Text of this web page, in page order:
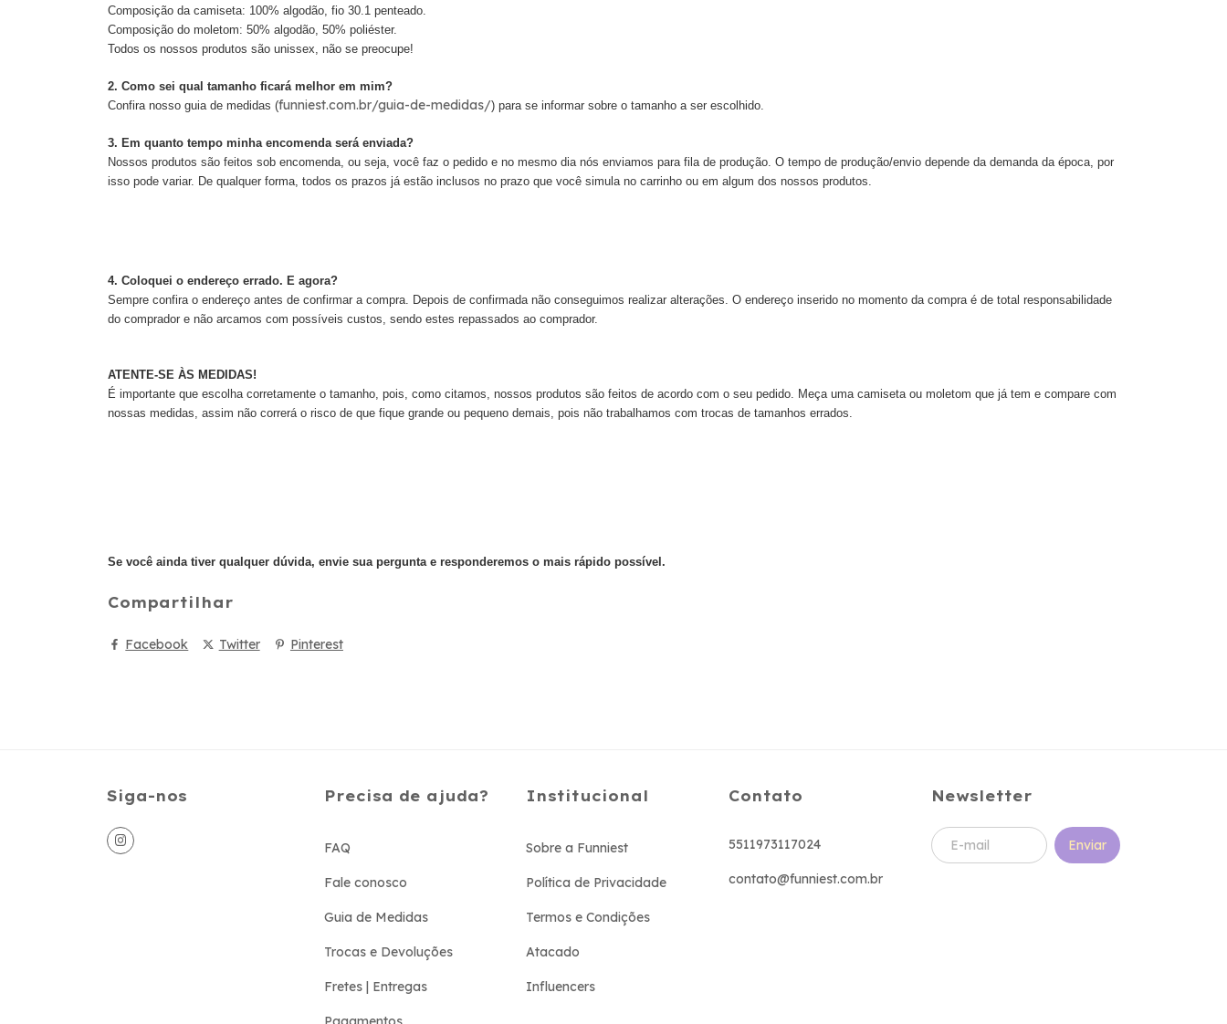
Composição da camiseta: 100% algodão, fio 30.1 penteado.
Composição do moletom: 50% algodão, 50% poliéster.
Todos os nossos produtos são unissex, não se preocupe!
2. Como sei qual tamanho ficará melhor em mim?
Confira nosso guia de medidas (funniest.com.br/guia-de-medidas/) para se informar sobre o tamanho a ser escolhido.
3. Em quanto tempo minha encomenda será enviada?
Nossos produtos são feitos sob encomenda, ou seja, você faz o pedido e no mesmo dia nós enviamos para fila de produção. O tempo de produção/envio depende da demanda da época, por
isso pode variar. De qualquer forma, todos os prazos já estão inclusos no prazo que você simula no carrinho ou em algum dos nossos produtos.
4. Coloquei o endereço errado. E agora?
Sempre confira o endereço antes de confirmar a compra. Depois de confirmada não conseguimos realizar alterações. O endereço inserido no momento da compra é de total responsabilidade
do comprador e não arcamos com possíveis custos, sendo estes repassados ao comprador.
ATENTE-SE ÀS MEDIDAS!
É importante que escolha corretamente o tamanho, pois, como citamos, nossos produtos são feitos de acordo com o seu pedido. Meça uma camiseta ou moletom que já tem e compare com
nossas medidas, assim não correrá o risco de que fique grande ou pequeno demais, pois não trabalhamos com trocas de tamanhos errados.
Se você ainda tiver qualquer dúvida, envie sua pergunta e responderemos o mais rápido possível.
Compartilhar
Facebook Twitter Pinterest
Siga-nos Precisa de ajuda?
FAQ
Fale conosco
Guia de Medidas
Trocas e Devoluções
Fretes | Entregas
Institucional
Sobre a Funniest
Política de Privacidade
Termos e Condições
Atacado
Influencers
Contato
5511973117024
contato@funniest.com.br
Newsletter